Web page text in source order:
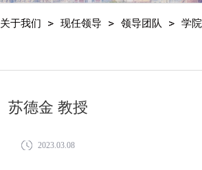
关于我们 现任领导 领导团队 学院
苏德金 教授
2023.03.08